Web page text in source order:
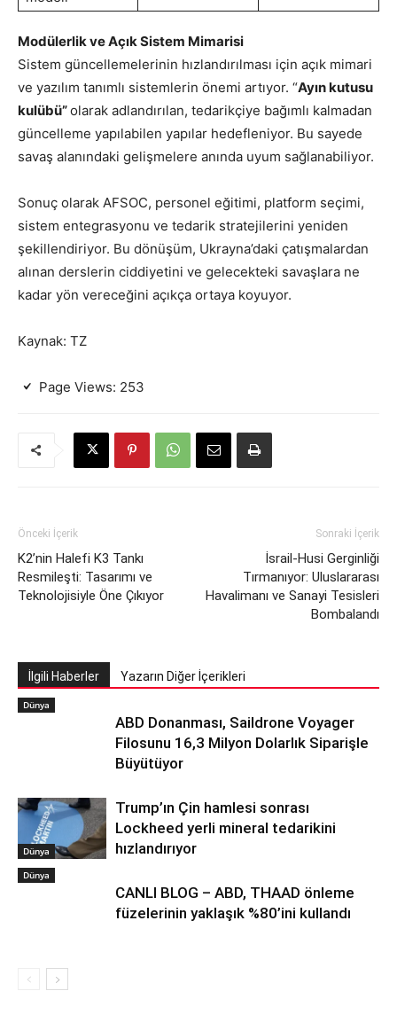
Modülerlik ve Açık Sistem Mimarisi
Sistem güncellemelerinin hızlandırılması için açık mimari
ve yazılım tanımlı sistemlerin önemi artıyor. “Ayın kutusu
kulübü”olarak adlandırılan, tedarikçiye bağımlı kalmadan
güncelleme yapılabilen yapılar hedefleniyor. Bu sayede
savaş alanındaki gelişmelere anında uyum sağlanabiliyor.
Sonuç olarak AFSOC, personel eğitimi, platform seçimi,
sistem entegrasyonu ve tedarik stratejilerini yeniden
şekillendiriyor. Bu dönüşüm, Ukrayna’daki çatışmalardan
alınan derslerin ciddiyetini ve gelecekteki savaşlara ne
kadar yön vereceğini açıkça ortaya koyuyor.
Kaynak: TZ
Page Views: 253
Önceki İçerik
K2’nin Halefi K3 Tankı
Resmileşti: Tasarımı ve
Teknolojisiyle Öne Çıkıyor
Sonraki İçerik
İsrail-Husi Gerginliği
Tırmanıyor: Uluslararası
Havalimanı ve Sanayi Tesisleri
Bombalandı
İlgili Haberler Yazarın Diğer İçerikleri
Dünya
ABD Donanması, Saildrone Voyager
Filosunu 16,3 Milyon Dolarlık Siparişle
Büyütüyor
Dünya
Trump’ın Çin hamlesi sonrası
Lockheed yerli mineral tedarikini
hızlandırıyor
Dünya
CANLI BLOG – ABD, THAAD önleme
füzelerinin yaklaşık %80’ini kullandı